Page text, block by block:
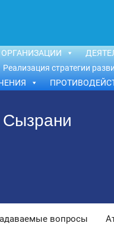
Реализация стратегии
вопросы